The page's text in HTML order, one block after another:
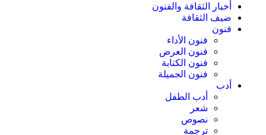
أخبار الثقافة والفنون
ضيف الثقافة
فنون
فنون الأداء
فنون العرض
فنون الكتابة
فنون الجميلة
أدب
أدب الطفل
شعر
نصوص
ترجمة